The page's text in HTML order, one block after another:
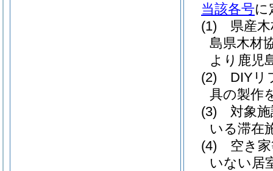
当該各号に
(1)
県産
島県木材
より鹿児
(2)
DIYリ
具の製作
(3)
対象
いる滞在
(4)
空き
いない居